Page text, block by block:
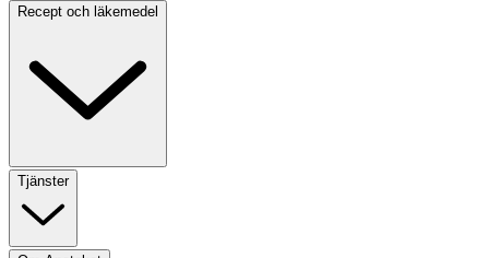
Recept och läkemedel
Tjänster